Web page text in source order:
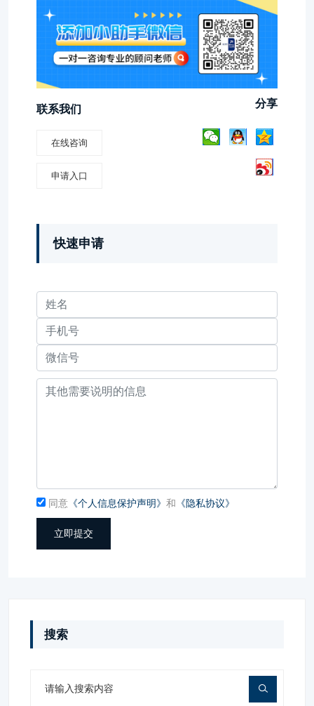
联系我们
在线咨询
申请入口
分享
快速申请
同意 《个人信息保护声明》 和 《隐私协议》
立即提交
搜索